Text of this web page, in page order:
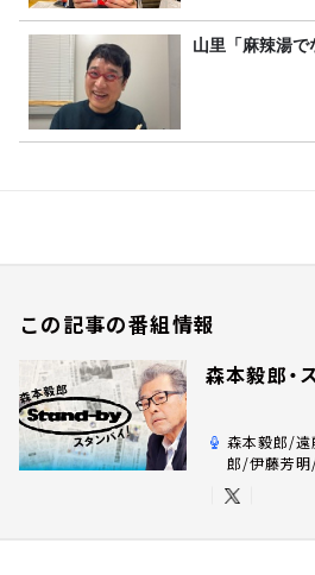
山里「麻辣湯で
この記事の番組情報
森本毅郎・
森本毅郎/
郎/伊藤芳